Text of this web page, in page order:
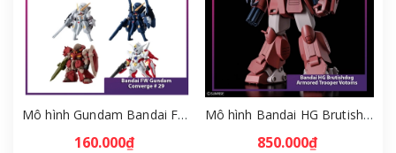
Mô hình Gundam Bandai FW Gundam Converge # 29 Full Set [GDB] [FCH]
160.000₫
Mô hình Bandai HG Brutishdog - Armored Trooper Votoms [GDB] [BHG]
850.000₫